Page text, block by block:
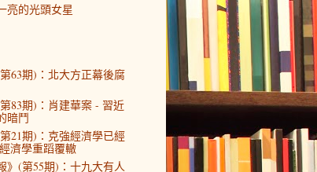
亮的光頭女星
第63期)：北大方正幕後腐
第83期)：肖建華案 - 習近
暗鬥
第21期)：克強經濟學已經
濟學重蹈覆轍
》(第55期)：十九大有人